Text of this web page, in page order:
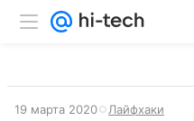
19 марта 2020 Лайфхаки